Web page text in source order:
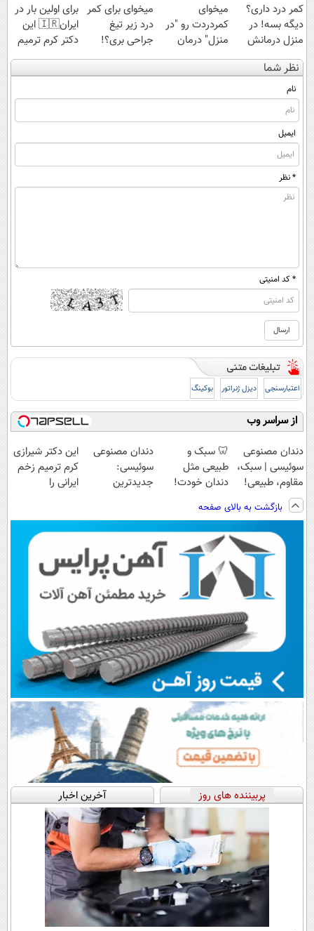
کمر درد داری؟
دیگه بسه! در
منزل درمانش
کن
(◀پرسش‌نامه)
میخوای
کمردردت رو "در
منزل" درمان
کنی؟ (◂فیلم +
◂پرسش‌نامه)
میخوای برای کمر
درد زیر تیغ
جراحی بری؟!
◗پرسش‌نامه رو
پر کن◖
برای اولین بار در
ایران🇮🇷 این
دکتر کرم ترمیم
کننده 23 روزه
ساخت!
نظر شما
نام
ایمیل
* نظر
* کد امنیتی
اعتبارسنجی دیزل ژنراتور بوکینگ
از سراسر وب
دندان مصنوعی
سوئیسی | سبک،
مقاوم، طبیعی!
ویزیت
رایگان+پرداخت
اقساطی😍
🦷 سبک و
طبیعی مثل
دندان خودت!
پرداخت اقساطی
💳 📍 تهران
دندان مصنوعی
سوئیسی:
جدیدترین
پرداخت قسطی
این دکتر شیرازی
کرم ترمیم زخم
ایرانی را
بازگشت به بالای صفحه
پربیننده های روز آخرین اخبار